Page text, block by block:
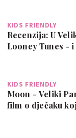
KIDS FRIENDLY
Recenzija: U
Looney Tunes -
KIDS FRIENDLY
Moon - Veliki
film o dječaku